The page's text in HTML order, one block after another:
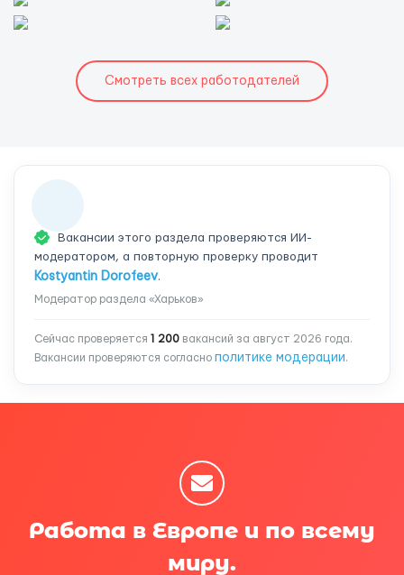
Смотреть всех работодателей
Вакансии этого раздела проверяются ИИ-
модератором, а повторную проверку проводит
Kostyantin Dorofeev.
Модератор раздела «Харьков»
Сейчас проверяется 1 200 вакансий за август 2026 года.
Вакансии проверяются согласно политике модерации.
Работа в Европе и по всему
миру.